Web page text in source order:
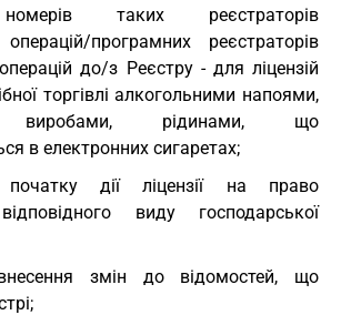
таких реєстраторів
програмних реєстраторів
до/з Реєстру - для ліцензій
торгівлі алкогольними напоями,
виробами, рідинами, що
в електронних сигаретах;
дії ліцензії на право
виду господарської
змін до відомостей, що